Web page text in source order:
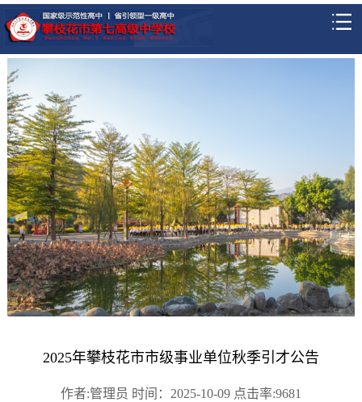
2025年攀枝花市市级事业单位秋季引才公告
作者:管理员 时间：2025-10-09 点击率:9681